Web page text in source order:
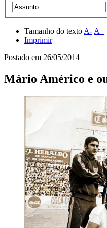
Tamanho do texto A- A+
Imprimir
Postado em 26/05/2014
Mário Américo e